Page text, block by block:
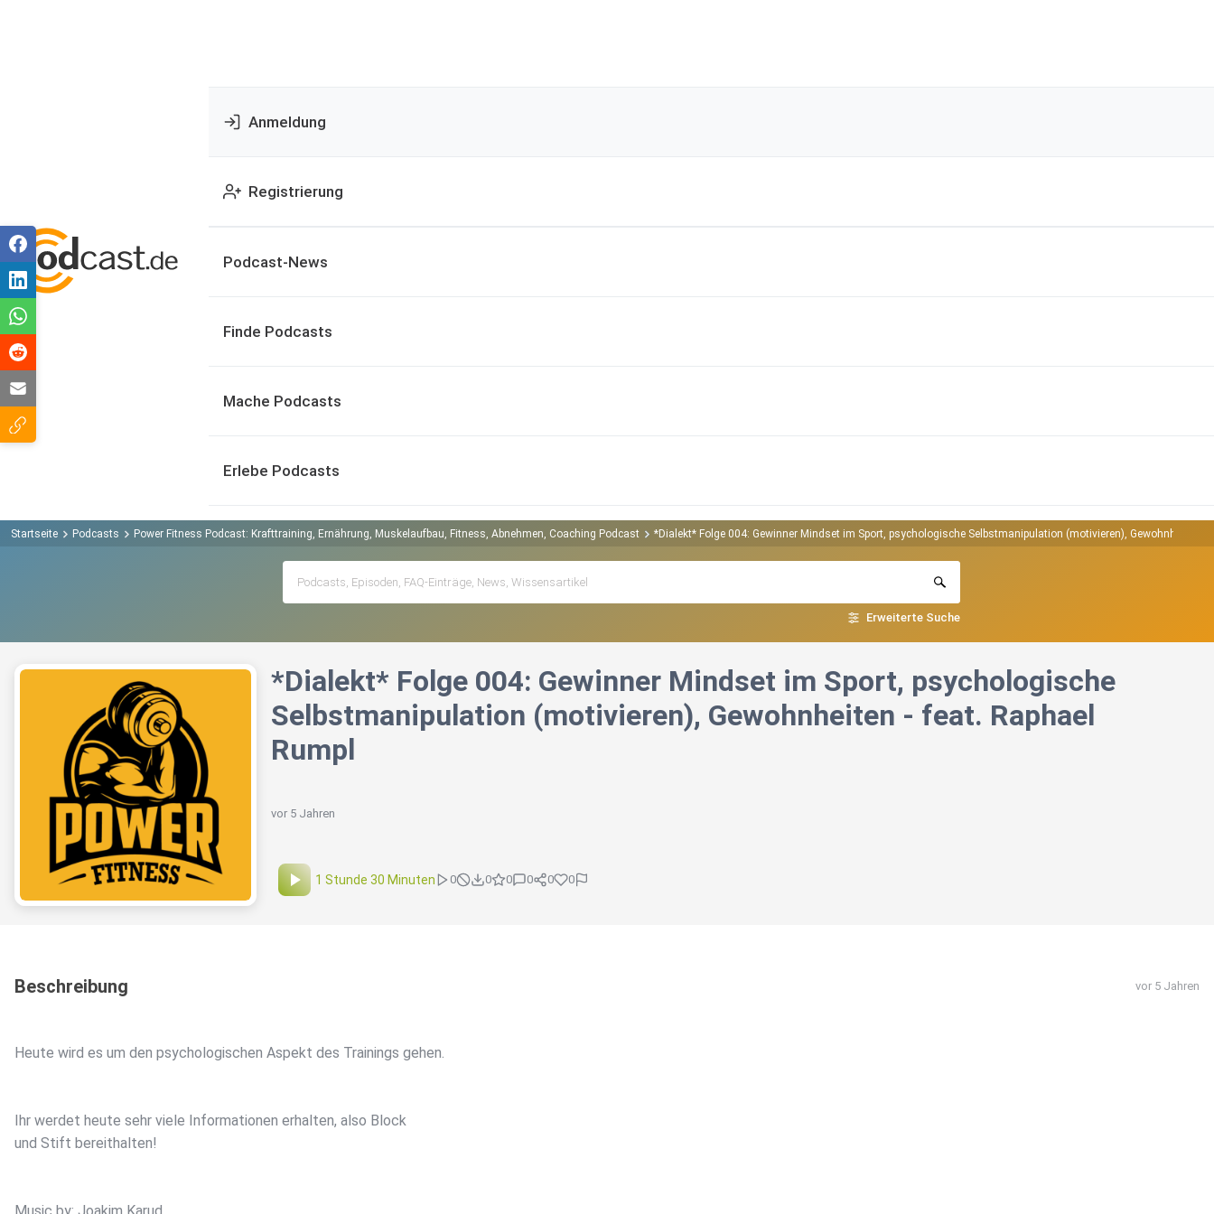
Anmeldung
Registrierung
Podcast-News
Finde Podcasts
Mache Podcasts
Erlebe Podcasts
Startseite Podcasts Power Fitness Podcast: Krafttraining, Ernährung, Muskelaufbau, Fitness, Abnehmen, Coaching Podcast *Dialekt* Folge 004: Gewinner Mindset im Sport, psychologische Selbstmanipulation (motivieren), Gewohnheiten -
Erweiterte Suche
*Dialekt* Folge 004: Gewinner Mindset im Sport, psychologische
Selbstmanipulation (motivieren), Gewohnheiten - feat. Raphael
Rumpl
vor 5 Jahren
1 Stunde 30 Minuten 0 0 0 0 0 0
Beschreibung vor 5 Jahren
Heute wird es um den psychologischen Aspekt des Trainings gehen.
Ihr werdet heute sehr viele Informationen erhalten, also Block
und Stift bereithalten!